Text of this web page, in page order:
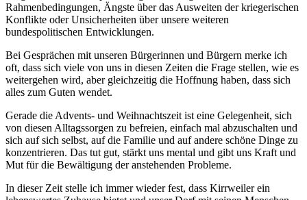
Rahmenbedingungen, Ängste über das Ausweiten der kriegerischen
Konflikte oder Unsicherheiten über unsere weiteren
bundespolitischen Entwicklungen.
Bei Gesprächen mit unseren Bürgerinnen und Bürgern merke ich
oft, dass sich viele von uns in diesen Zeiten die Frage stellen, wie es
weitergehen wird, aber gleichzeitig die Hoffnung haben, dass sich
alles zum Guten wendet.
Gerade die Advents- und Weihnachtszeit ist eine Gelegenheit, sich
von diesen Alltagssorgen zu befreien, einfach mal abzuschalten und
sich auf sich selbst, auf die Familie und auf andere schöne Dinge zu
konzentrieren. Das tut gut, stärkt uns mental und gibt uns Kraft und
Mut für die Bewältigung der anstehenden Probleme.
In dieser Zeit stelle ich immer wieder fest, dass Kirrweiler ein